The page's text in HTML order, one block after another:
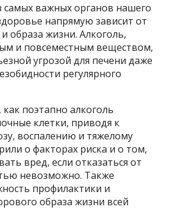
самых важных органов нашего
напрямую зависит от
образа жизни. Алкоголь,
и повсеместным веществом,
угрозой для печени даже
регулярного
поэтапно алкоголь
клетки, приводя к
воспалению и тяжелому
о факторах риска и о том,
вред, если отказаться от
невозможно. Также
профилактики и
образа жизни всей